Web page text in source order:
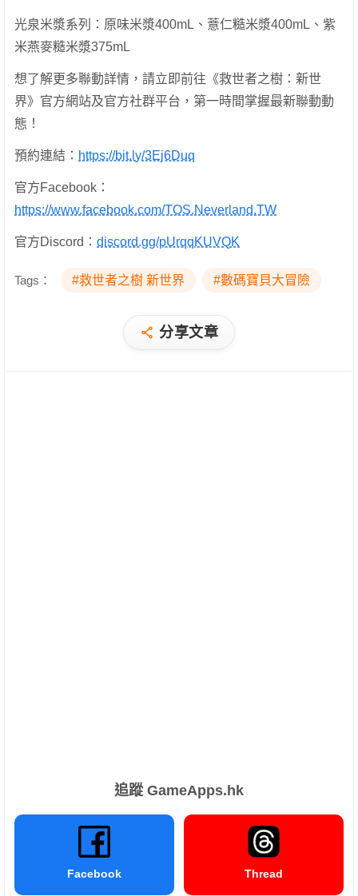
光泉米漿系列：原味米漿400mL、薏仁糙米漿400mL、紫
米燕麥糙米漿375mL
想了解更多聯動詳情，請立即前往《救世者之樹：新世
界》官方網站及官方社群平台，第一時間掌握最新聯動動
態！
預約連結： https://bit.ly/3Ej6Duq
官方Facebook：
https://www.facebook.com/TOS.Neverland.TW
官方Discord： discord.gg/pUrqqKUVQK
Tags： #救世者之樹 新世界 #數碼寶貝大冒險
分享文章
追蹤 GameApps.hk
Facebook Thread